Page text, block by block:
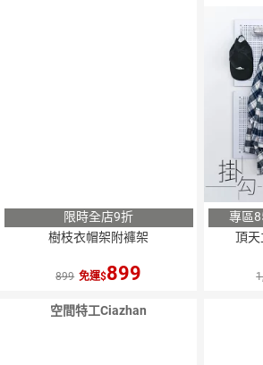
限時全店9折
樹枝衣帽架附褲架
899 免運 899
專區
頂天
空間特工Ciazhan